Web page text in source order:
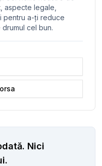
aspecte legale,
pentru a-ți reduce
cel bun.
Nici